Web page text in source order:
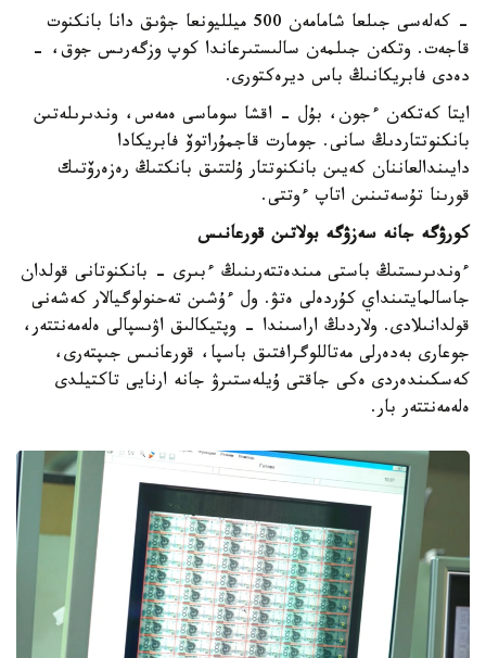
- كەلەسى جىلعا شامامەن 500 ميلليونعا جۋىق دانا بانكنوت
قاجەت. وتكەن جىلمەن سالىستىرعاندا كوپ وزگەرىس جوق، -
دەدى فابريكانىڭ باس ديرەكتورى.
ايتا كەتكەن ءجون، بۇل - اقشا سوماسى ەمەس، وندىرىلەتىن
بانكنوتتاردىڭ سانى. جومارت قاجمۇراتوۆ فابريكادا
دايىندالعاننان كەيىن بانكنوتتار ۇلتتىق بانكتىڭ رەزەرۆتىك
قورىنا تۇسەتىنىن اتاپ ءوتتى.
كورۋگە جانە سەزۋگە بولاتىن قورعانىس
ءوندىرىستىڭ باستى مىندەتتەرىنىڭ ءبىرى - بانكنوتانى قولدان
جاسالمايتىنداي كۇردەلى ەتۋ. ول ءۇشىن تەحنولوگيالار كەشەنى
قولدانىلادى. ولاردىڭ اراسىندا - وپتيكالىق اۋىسپالى ەلەمەنتتەر،
جوعارى بەدەرلى مەتاللوگرافتىق باسپا، قورعانىس جىپتەرى،
كەسكىندەردى ەكى جاقتى ۇيلەستىرۋ جانە ارنايى تاكتيلدى
ەلەمەنتتەر بار.